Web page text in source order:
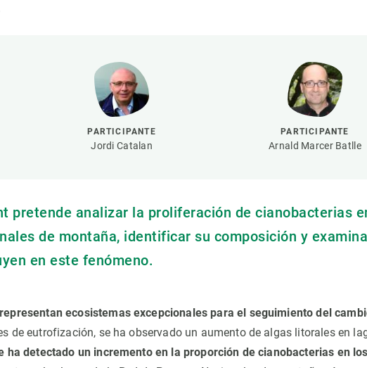
PARTICIPANTE
Jordi Catalan
PARTICIPANTE
Arnald Marcer Batlle
pretende analizar la proliferación de cianobacterias
de montaña, identificar su composición y
en este fenómeno.
ecosistemas excepcionales para el seguimiento del
de eutrofización, se ha observado un aumento de algas litorales en
ha detectado un incremento en la proporción de cianobacterias en
del conocimiento
Synthesis Actions